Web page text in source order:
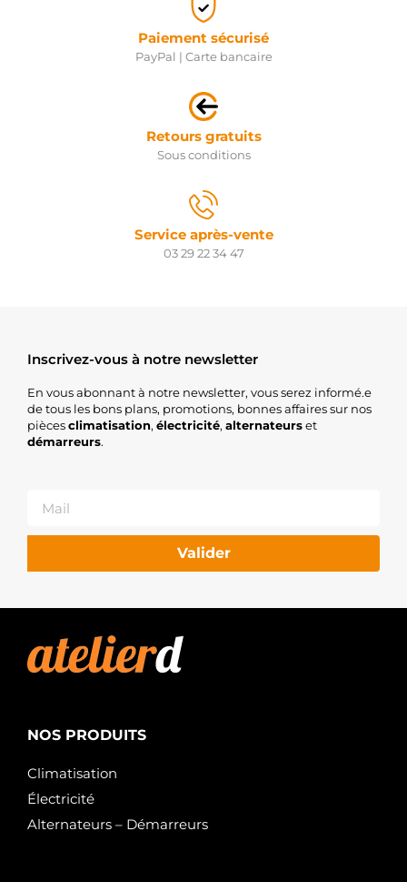
Paiement sécurisé
PayPal | Carte bancaire
Retours gratuits
Sous conditions
Service après-vente
03 29 22 34 47
Inscrivez-vous à notre newsletter
En vous abonnant à notre newsletter, vous serez informé.e
de tous les bons plans, promotions, bonnes affaires sur nos
piècesclimatisation, électricité, alternateurset
démarreurs.
Valider
NOS PRODUITS
Climatisation
Électricité
Alternateurs – Démarreurs